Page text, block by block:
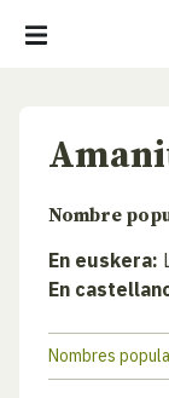
Nombre
En euskera:
En
Nombres